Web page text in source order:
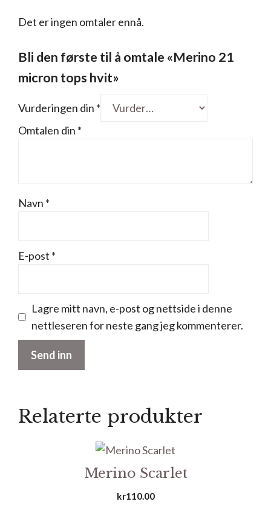
Det er ingen omtaler ennå.
Bli den første til å omtale «Merino 21
micron tops hvit»
Vurderingen din *
Omtalen din *
Navn *
E-post *
Lagre mitt navn, e-post og nettside i denne
nettleseren for neste gang jeg kommenterer.
Relaterte produkter
Merino Scarlet
kr110.00